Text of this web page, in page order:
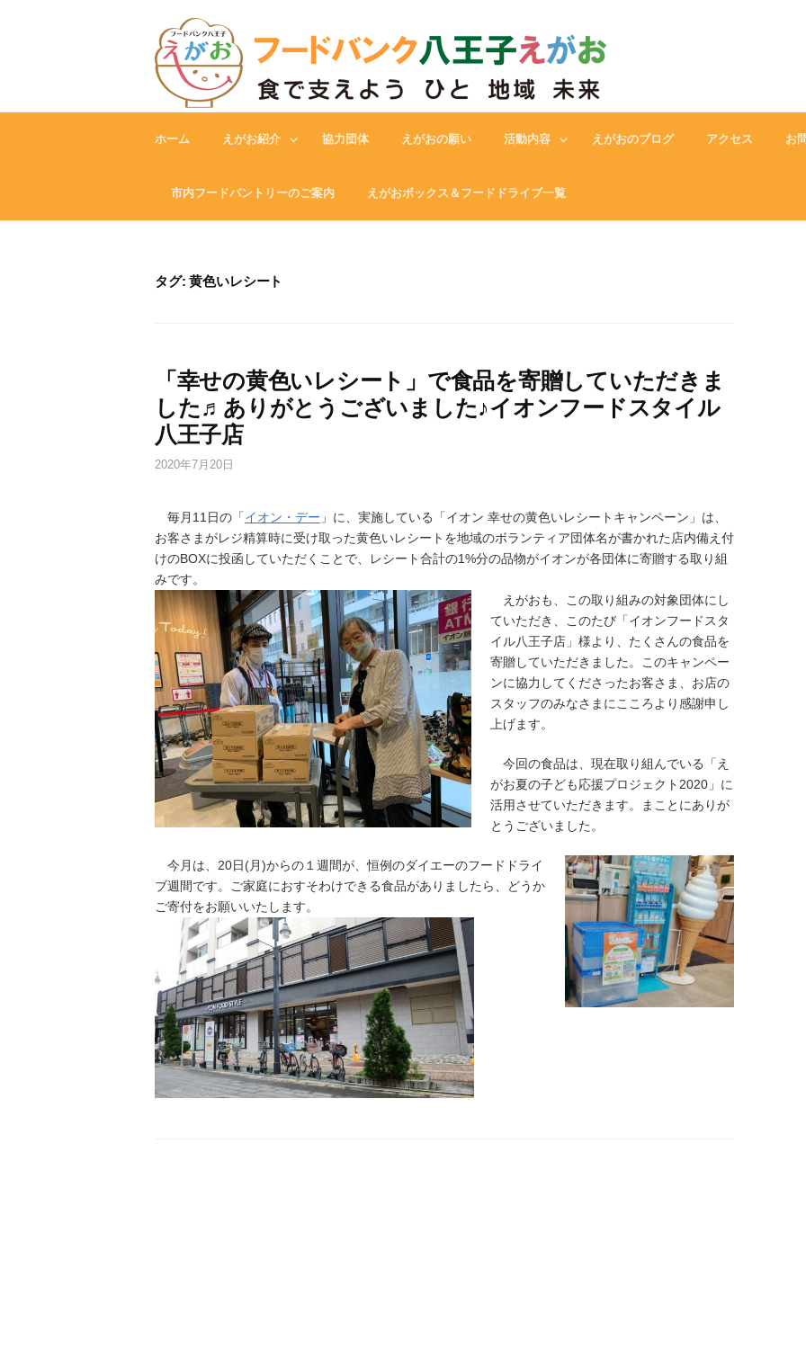
ホーム えがお紹介 協力団体 えがおの願い 活動内容 えがおのブログ アクセス お
市内フードパントリーのご案内 えがおボックス＆フードドライブ一覧
タグ:黄色いレシート
「幸せの黄色いレシート」で食品を寄贈していただきま
した♬ありがとうございました♪イオンフードスタイル
八王子店
2020年7月20日
毎月11日の「イオン・デー 」に、実施している「イオン 幸せの黄色いレシートキャンペーン」は、
お客さまがレジ精算時に受け取った黄色いレシートを地域のボランティア団体名が書かれた店内備え付
けのBOXに投函していただくことで、レシート合計の1%分の品物がイオンが各団体に寄贈する取り組
みです。
えがおも、この取り組みの対象団体にし
ていただき、このたび「イオンフードスタ
イル八王子店」様より、たくさんの食品を
寄贈していただきました。このキャンペー
ンに協力してくださったお客さま、お店の
スタッフのみなさまにこころより感謝申し
上げます。
今回の食品は、現在取り組んでいる「え
がお夏の子ども応援プロジェクト2020」に
活用させていただきます。まことにありが
とうございました。
今月は、20日(月)からの１週間が、恒例のダイエーのフードドライ
ブ週間です。ご家庭におすそわけできる食品がありましたら、どうか
ご寄付をお願いいたします。